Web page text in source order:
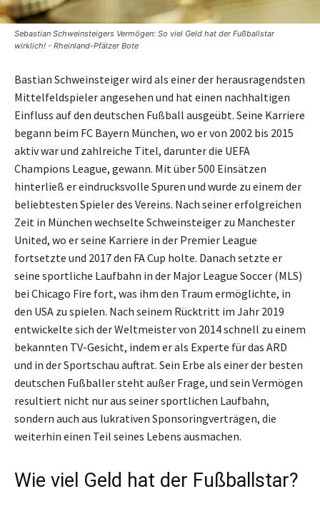
Sebastian Schweinsteigers Vermögen: So viel Geld hat der Fußballstar
wirklich! - Rheinland-Pfälzer Bote
Bastian Schweinsteiger wird als einer der herausragendsten
Mittelfeldspieler angesehen und hat einen nachhaltigen
Einfluss auf den deutschen Fußball ausgeübt. Seine Karriere
begann beim FC Bayern München, wo er von 2002 bis 2015
aktiv war und zahlreiche Titel, darunter die UEFA
Champions League, gewann. Mit über 500 Einsätzen
hinterließ er eindrucksvolle Spuren und wurde zu einem der
beliebtesten Spieler des Vereins. Nach seiner erfolgreichen
Zeit in München wechselte Schweinsteiger zu Manchester
United, wo er seine Karriere in der Premier League
fortsetzte und 2017 den FA Cup holte. Danach setzte er
seine sportliche Laufbahn in der Major League Soccer (MLS)
bei Chicago Fire fort, was ihm den Traum ermöglichte, in
den USA zu spielen. Nach seinem Rücktritt im Jahr 2019
entwickelte sich der Weltmeister von 2014 schnell zu einem
bekannten TV-Gesicht, indem er als Experte für das ARD
und in der Sportschau auftrat. Sein Erbe als einer der besten
deutschen Fußballer steht außer Frage, und sein Vermögen
resultiert nicht nur aus seiner sportlichen Laufbahn,
sondern auch aus lukrativen Sponsoringverträgen, die
weiterhin einen Teil seines Lebens ausmachen.
Wie viel Geld hat der Fußballstar?